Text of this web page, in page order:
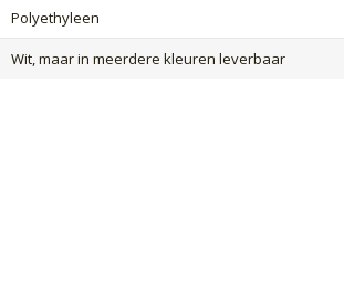
Polyethyleen
Wit, maar in meerdere kleuren leverbaar